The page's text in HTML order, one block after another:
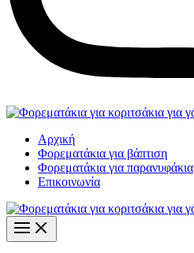
Αρχική
Φορεματάκια για βάπτιση
Φορεματάκια για παρανυφάκια
Επικοινωνία